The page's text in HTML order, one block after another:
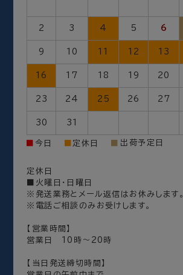
2 3 4 5 6
9 10 11 12 13
16 17 18 19 20
23 24 25 26 27
30 31
今日 定休日 出荷予定日
定休日
■火曜日・日曜日
※発送業務とメール返信はお休みします。
※電話ご相談のみお受けします。
【営業時間】
営業日 10時～20時
【当日発送締切時間】